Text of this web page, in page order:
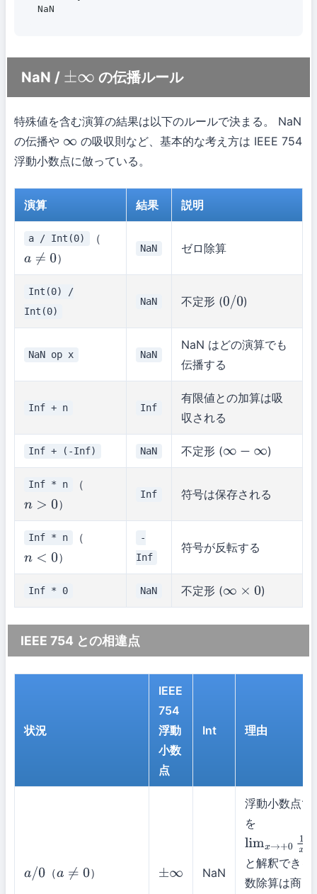
NaN / ±∞ の伝播ルール
特殊値を含む演算の結果は以下のルールで決まる。 NaN
の伝播や ∞ の吸収則など、基本的な考え方は IEEE 754
浮動小数点に倣っている。
演算 結果 説明
a / Int(0)
（
a≠0 ）
NaN ゼロ除算
Int(0) /
Int(0)
NaN 不定形 (0/0 )
NaN op x NaN
NaN はどの演算でも
伝播する
Inf + n Inf
有限値との加算は吸
収される
Inf + (-Inf) NaN 不定形 (∞−∞ )
Inf * n
（
n>0 ）
Inf 符号は保存される
Inf * n
（
n<0 ）
-
Inf
符号が反転する
Inf * 0 NaN 不定形 (∞× 0 )
IEEE 754 との相違点
状況
IEEE
754
浮動
小数
点
Int 理由
a/0 （a≠0 ） ±∞ NaN
浮動小数点
を
limx→+01 x=
と解釈できる
数除算は商と